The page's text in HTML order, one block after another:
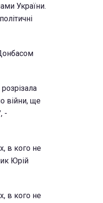
України.
війни, ще
-
в кого не
Юрій
в кого не